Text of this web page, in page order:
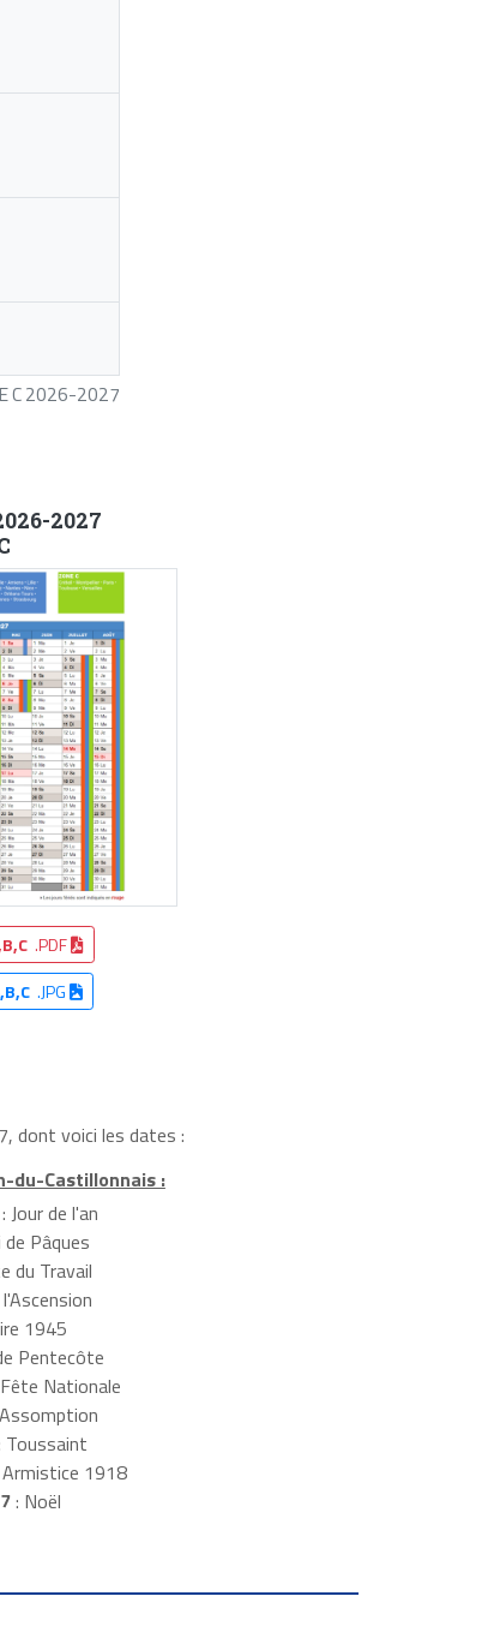
C 2026-2027
2027
.PDF
.JPG
dont voici les dates :
du-Castillonnais :
: Jour de l'an
de Pâques
du Travail
1945
Pentecôte
Nationale
Toussaint
1918
: Noël